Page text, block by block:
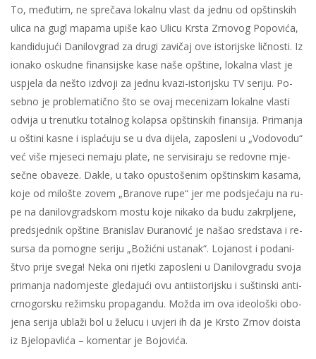
To, me­đu­tim, ne spre­ča­va lo­kal­nu vlast da jed­nu od op­štin­skih
uli­ca na gugl ma­pa­ma upi­še kao Uli­cu Kr­sta Zr­no­vog Po­po­vi­ća,
kan­di­du­ju­ći Da­ni­lov­grad za dru­gi za­vi­čaj ove isto­rij­ske lič­no­sti. Iz
iona­ko oskud­ne fi­nan­sij­ske ka­se na­še op­šti­ne, lo­kal­na vlast je
uspje­la da ne­što iz­dvo­ji za jed­nu kva­zi-isto­rij­sku TV se­ri­ju. Po­
seb­no je pro­ble­ma­tič­no što se ovaj me­ce­ni­zam lo­kal­ne vla­sti
od­vi­ja u tre­nut­ku to­tal­nog ko­lap­sa op­štin­skih fi­nan­si­ja. Pri­ma­nja
u ošti­ni ka­sne i is­pla­ću­ju se u dva di­je­la, za­po­sle­ni u „Vo­do­vo­du“
već vi­še mje­se­ci ne­ma­ju pla­te, ne ser­vi­si­ra­ju se re­dov­ne mje­
seč­ne oba­ve­ze. Da­kle, u ta­ko opu­sto­še­nim op­štin­skim ka­sa­ma,
ko­je od mi­lo­šte zo­vem „Bra­no­ve ru­pe“ jer me pod­sje­ća­ju na ru­
pe na da­ni­lov­grad­skom mo­stu ko­je ni­ka­ko da bu­du za­kr­plje­ne,
pred­sjed­nik op­šti­ne Bra­ni­slav Đu­ra­no­vić je na­šao sred­sta­va i re­
sur­sa da po­mog­ne se­ri­ju „Bo­žić­ni usta­nak“. Lo­ja­nost i po­da­ni­
štvo pri­je sve­ga! Ne­ka oni ri­jet­ki za­po­sle­ni u Da­ni­lov­gra­du svo­ja
pri­ma­nja na­do­mje­ste gle­da­ju­ći ovu an­ti­i­sto­rij­sku i su­štin­ski an­ti­
cr­no­gor­sku re­žim­sku pro­pa­gan­du. Mo­žda im ova ide­o­lo­ški obo­
je­na se­ri­ja ubla­ži bol u že­lu­cu i uvje­ri ih da je Kr­sto Zr­nov do­i­sta
iz Bje­lo­pa­vli­ća – ko­men­tar je Bo­jo­vi­ća.